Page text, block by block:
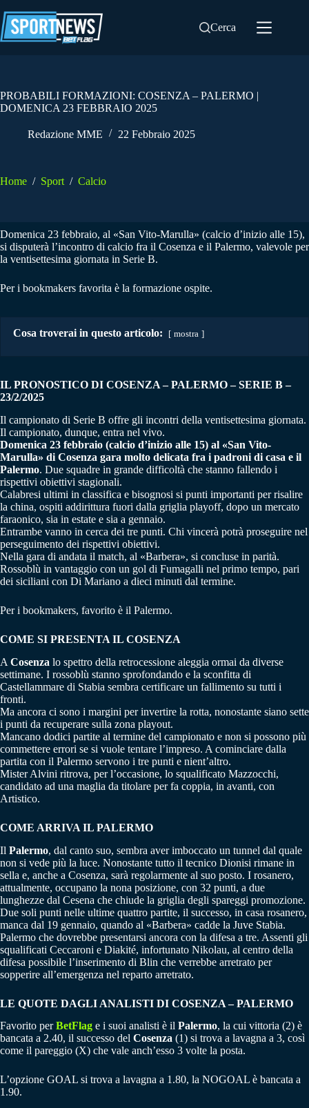
al
contenuto
Cerca
PROBABILI FORMAZIONI: COSENZA – PALERMO |
DOMENICA 23 FEBBRAIO 2025
Redazione MME 22 Febbraio 2025
Home / Sport / Calcio
Domenica 23 febbraio, al «San Vito-Marulla» (calcio d’inizio alle 15),
si disputerà l’incontro di calcio fra il Cosenza e il Palermo, valevole per
la ventisettesima giornata in Serie B.
Per i bookmakers favorita è la formazione ospite.
Cosa troverai in questo articolo: mostra
IL PRONOSTICO DI COSENZA – PALERMO – SERIE B –
23/2/2025
Il campionato di Serie B offre gli incontri della ventisettesima giornata.
Il campionato, dunque, entra nel vivo.
Domenica 23 febbraio (calcio d’inizio alle 15) al «San Vito-
Marulla» di Cosenza gara molto delicata fra i padroni di casa e il
Palermo. Due squadre in grande difficoltà che stanno fallendo i
rispettivi obiettivi stagionali.
Calabresi ultimi in classifica e bisognosi si punti importanti per risalire
la china, ospiti addirittura fuori dalla griglia playoff, dopo un mercato
faraonico, sia in estate e sia a gennaio.
Entrambe vanno in cerca dei tre punti. Chi vincerà potrà proseguire nel
perseguimento dei rispettivi obiettivi.
Nella gara di andata il match, al «Barbera», si concluse in parità.
Rossoblù in vantaggio con un gol di Fumagalli nel primo tempo, pari
dei siciliani con Di Mariano a dieci minuti dal termine.
Per i bookmakers, favorito è il Palermo.
COME SI PRESENTA IL COSENZA
A Cosenza lo spettro della retrocessione aleggia ormai da diverse
settimane. I rossoblù stanno sprofondando e la sconfitta di
Castellammare di Stabia sembra certificare un fallimento su tutti i
fronti.
Ma ancora ci sono i margini per invertire la rotta, nonostante siano sette
i punti da recuperare sulla zona playout.
Mancano dodici partite al termine del campionato e non si possono più
commettere errori se si vuole tentare l’impreso. A cominciare dalla
partita con il Palermo servono i tre punti e nient’altro.
Mister Alvini ritrova, per l’occasione, lo squalificato Mazzocchi,
candidato ad una maglia da titolare per fa coppia, in avanti, con
Artistico.
COME ARRIVA IL PALERMO
Il Palermo, dal canto suo, sembra aver imboccato un tunnel dal quale
non si vede più la luce. Nonostante tutto il tecnico Dionisi rimane in
sella e, anche a Cosenza, sarà regolarmente al suo posto. I rosanero,
attualmente, occupano la nona posizione, con 32 punti, a due
lunghezze dal Cesena che chiude la griglia degli spareggi promozione.
Due soli punti nelle ultime quattro partite, il successo, in casa rosanero,
manca dal 19 gennaio, quando al «Barbera» cadde la Juve Stabia.
Palermo che dovrebbe presentarsi ancora con la difesa a tre. Assenti gli
squalificati Ceccaroni e Diakité, infortunato Nikolau, al centro della
difesa possibile l’inserimento di Blin che verrebbe arretrato per
sopperire all’emergenza nel reparto arretrato.
LE QUOTE DAGLI ANALISTI DI COSENZA – PALERMO
Favorito perBetFlag e i suoi analisti è il Palermo, la cui vittoria (2) è
bancata a 2.40, il successo del Cosenza (1) si trova a lavagna a 3, così
come il pareggio (X) che vale anch’esso 3 volte la posta.
L’opzione GOAL si trova a lavagna a 1.80, la NOGOAL è bancata a
1.90.